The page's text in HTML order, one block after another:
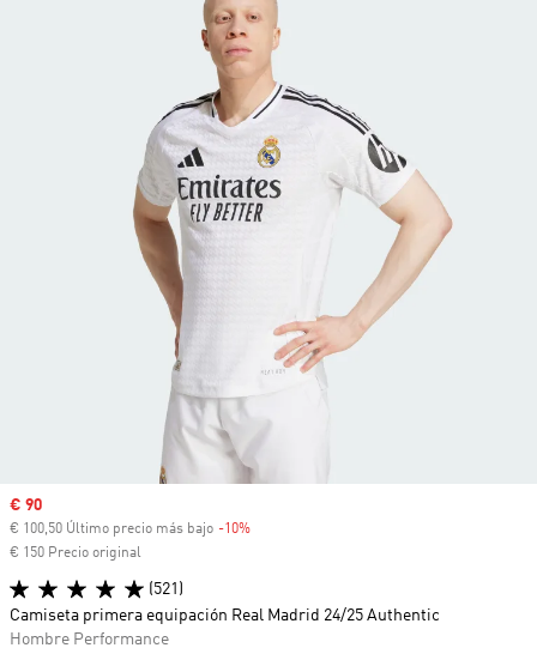
Precio de venta
€ 90
€ 100,50 Último precio más bajo -10%
€ 150 Precio original
(521)
Camiseta primera equipación Real Madrid 24/25 Authentic
Hombre Performance